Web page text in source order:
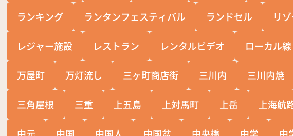
ランキング ランタンフェスティバル ランドセル リ
レジャー施設 レストラン レンタルビデオ ローカル線
万屋町 万灯流し 三ヶ町商店街 三川内 三川内焼
三角屋根 三重 上五島 上対馬町 上岳 上海航